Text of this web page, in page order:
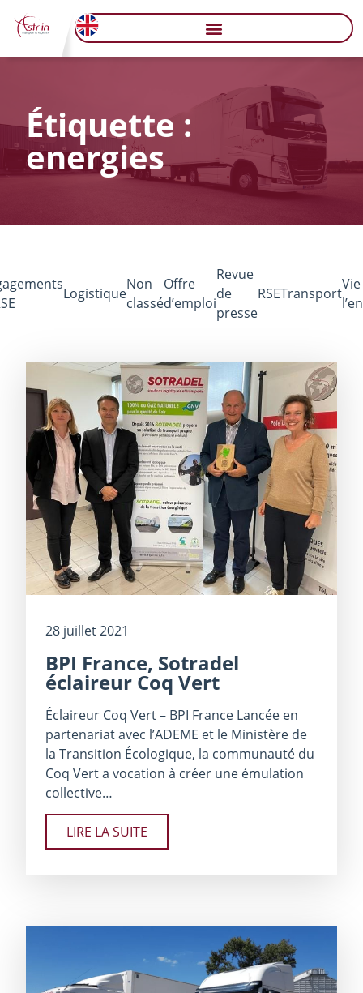
Étiquette :
energies
Logistique
Non
classé
Offre
d’emploi
Revue
de
presse
RSETransport
28 juillet 2021
BPI France, Sotradel
éclaireur Coq Vert
Éclaireur Coq Vert – BPI France Lancée en
partenariat avec l’ADEME et le Ministère de
la Transition Écologique, la communauté du
Coq Vert a vocation à créer une émulation
collective…
LIRE LA SUITE